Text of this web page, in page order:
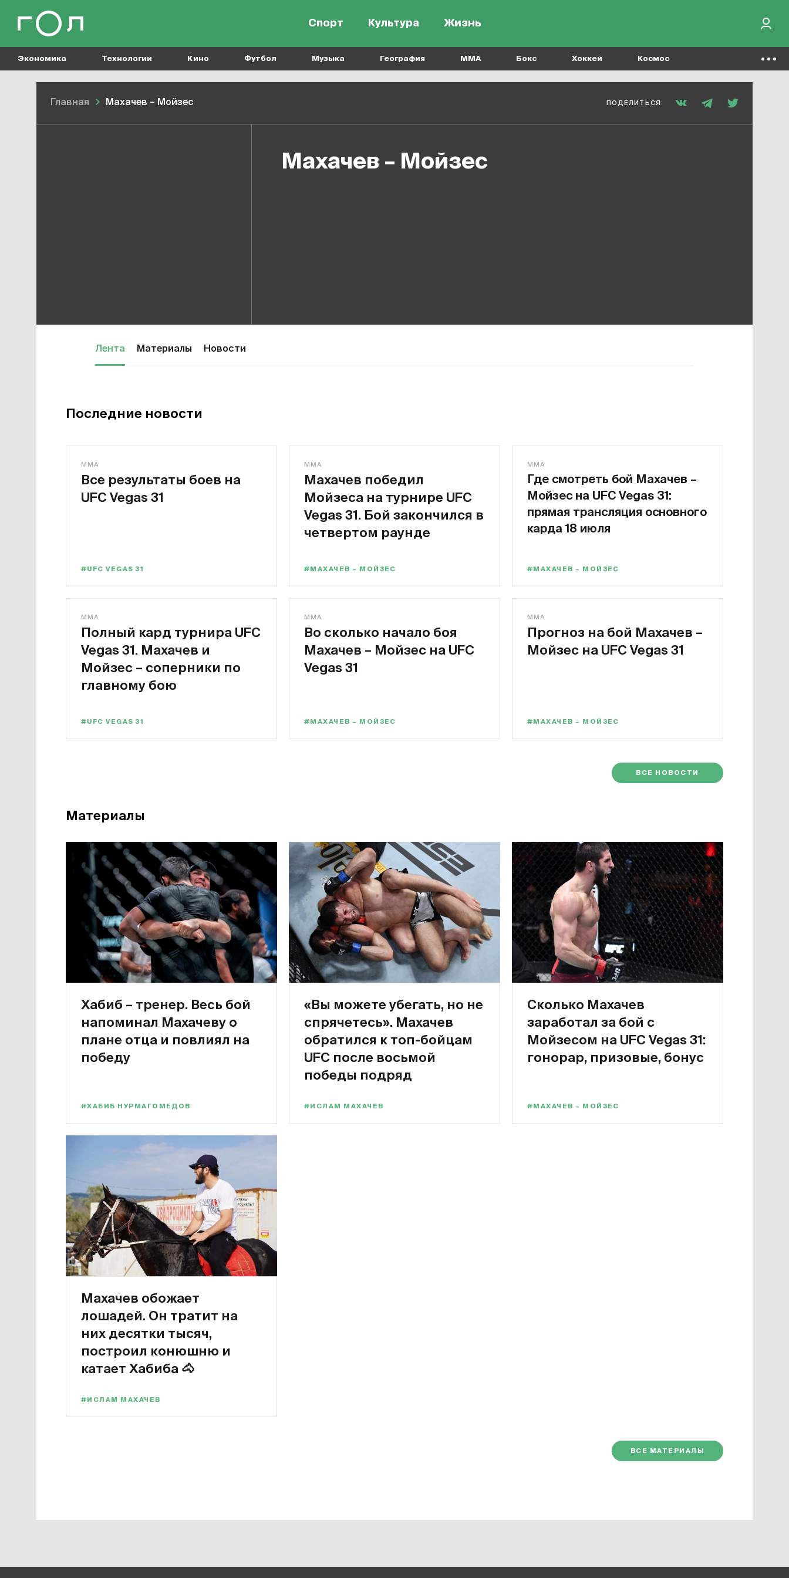
Спорт Культура Жизнь
Экономика Технологии Кино Футбол Музыка География MMA Бокс Хоккей Космос
Главная Махачев – Мойзес ПОДЕЛИТЬСЯ:
Махачев – Мойзес
Лента Материалы Новости
Последние новости
MMA
Все результаты боев на
UFC Vegas 31
#UFC VEGAS 31
MMA
Махачев победил
Мойзеса на турнире UFC
Vegas 31. Бой закончился в
четвертом раунде
#МАХАЧЕВ – МОЙЗЕС
MMA
Где смотреть бой Махачев –
Мойзес на UFC Vegas 31:
прямая трансляция основного
карда 18 июля
#МАХАЧЕВ – МОЙЗЕС
MMA
Полный кард турнира UFC
Vegas 31. Махачев и
Мойзес – соперники по
главному бою
#UFC VEGAS 31
MMA
Во сколько начало боя
Махачев – Мойзес на UFC
Vegas 31
#МАХАЧЕВ – МОЙЗЕС
MMA
Прогноз на бой Махачев –
Мойзес на UFC Vegas 31
#МАХАЧЕВ – МОЙЗЕС
ВСЕ НОВОСТИ
Материалы
Хабиб – тренер. Весь бой
напоминал Махачеву о
плане отца и повлиял на
победу
#ХАБИБ НУРМАГОМЕДОВ
«Вы можете убегать, но не
спрячетесь». Махачев
обратился к топ-бойцам
UFC после восьмой
победы подряд
#ИСЛАМ МАХАЧЕВ
Сколько Махачев
заработал за бой с
Мойзесом на UFC Vegas 31:
гонорар, призовые, бонус
#МАХАЧЕВ – МОЙЗЕС
Махачев обожает
лошадей. Он тратит на
них десятки тысяч,
построил конюшню и
катает Хабиба 🐴
#ИСЛАМ МАХАЧЕВ
ВСЕ МАТЕРИАЛЫ